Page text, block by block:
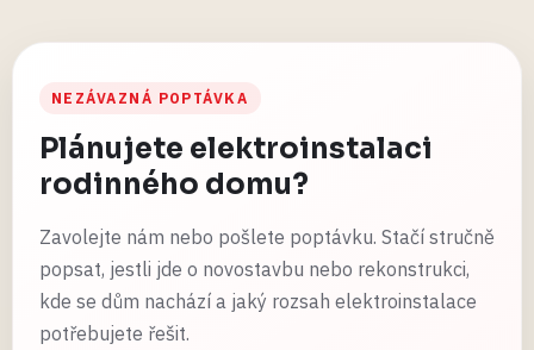
NEZÁVAZNÁ POPTÁVKA
Plánujete elektroinstalaci
rodinného domu?
Zavolejte nám nebo pošlete poptávku. Stačí stručně
popsat, jestli jde o novostavbu nebo rekonstrukci,
kde se dům nachází a jaký rozsah elektroinstalace
potřebujete řešit.